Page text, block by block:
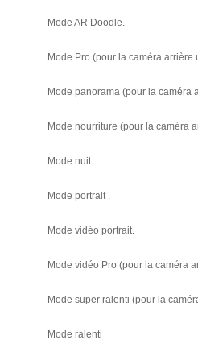
Mode AR Doodle.
Mode Pro (pour la caméra arrière
Mode panorama (pour la caméra
Mode nourriture (pour la caméra
Mode nuit.
Mode portrait .
Mode vidéo portrait.
Mode vidéo Pro (pour la caméra
Mode super ralenti (pour la
Mode ralenti